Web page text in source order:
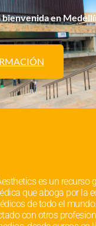
bienvenidaen
es un recurso
que aboga por la
de todo el
con otros